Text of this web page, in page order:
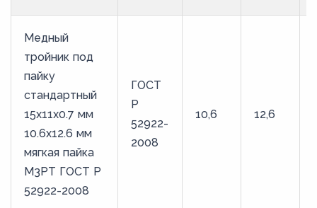
Медный
тройник под
пайку
стандартный
15х11х0.7 мм
10.6х12.6 мм
мягкая пайка
М3РТ ГОСТ Р
52922-2008
ГОСТ
Р
52922-
2008
10,6 12,6